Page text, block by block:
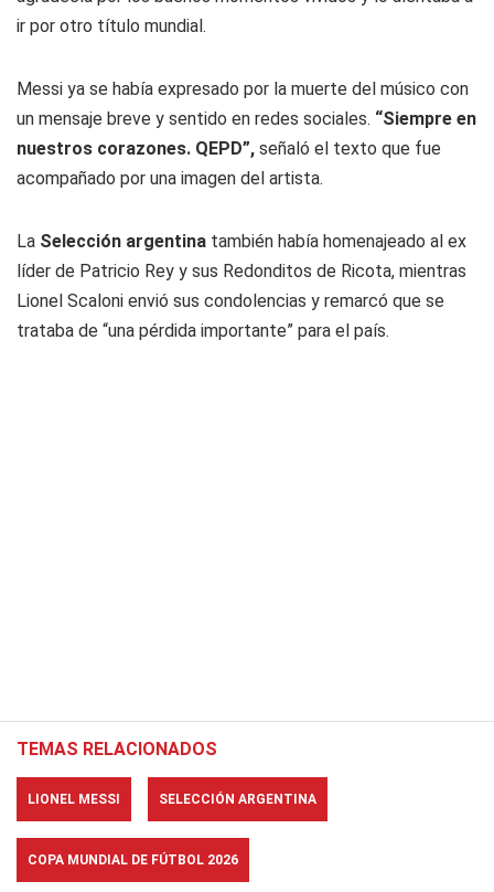
ir por otro título mundial.
Messi ya se había expresado por la muerte del músico con
un mensaje breve y sentido en redes sociales. “Siempre en
nuestros corazones. QEPD”, señaló el texto que fue
acompañado por una imagen del artista.
La Selección argentina también había homenajeado al ex
líder de Patricio Rey y sus Redonditos de Ricota, mientras
Lionel Scaloni envió sus condolencias y remarcó que se
trataba de “una pérdida importante” para el país.
TEMAS RELACIONADOS
LIONEL MESSI SELECCIÓN ARGENTINA
COPA MUNDIAL DE FÚTBOL 2026